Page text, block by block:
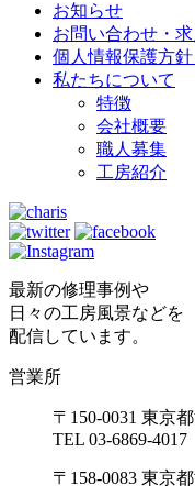
お知らせ
お問い合わせ・
個人情報保護方
私たちについて
特徴
会社概要
職人募集
工房紹介
最新の修理事例や
日々の工房風景などを
配信しています。
営業所
〒150-0031 東京
TEL 03-6869-4017
〒158-0083 東京